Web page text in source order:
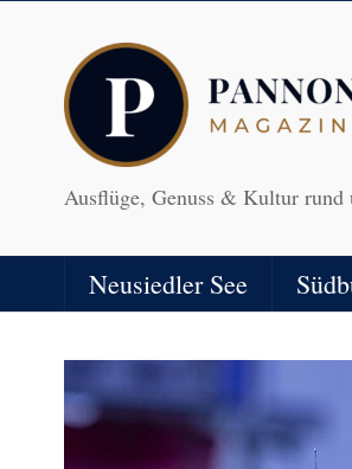
Ausflüge, Genuss & Kultur rund
Neusiedler See